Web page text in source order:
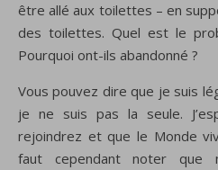
être allé aux toilettes – en
des toilettes. Quel est le
Pourquoi ont-ils abandonné ?
Vous pouvez dire que je suis
je ne suis pas la seule.
rejoindrez et que le Monde
faut cependant noter que